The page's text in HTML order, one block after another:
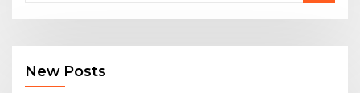
New Posts